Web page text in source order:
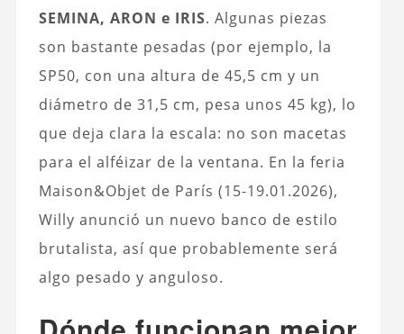
SEMINA, ARON e IRIS. Algunas piezas
son bastante pesadas (por ejemplo, la
SP50, con una altura de 45,5 cm y un
diámetro de 31,5 cm, pesa unos 45 kg), lo
que deja clara la escala: no son macetas
para el alféizar de la ventana. En la feria
Maison&Objet de París (15-19.01.2026),
Willy anunció un nuevo banco de estilo
brutalista, así que probablemente será
algo pesado y anguloso.